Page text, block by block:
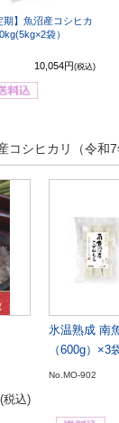
期】魚沼産コシヒカ
袋）
10,054円 (税込)
コシヒカリ（令和7
(税込)
氷温熟成 南
（600g）×3
No.MO-902